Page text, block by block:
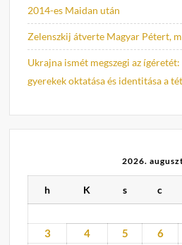
2014-es Maidan után
Zelenszkij átverte Magyar Pétert,
Ukrajna ismét megszegi az
gyerekek oktatása és identitása a tét
2026.
h K s c
3
4 5 6